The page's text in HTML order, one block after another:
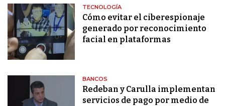
TECNOLOGÍA
Cómo evitar el ciberespionaje
generado por reconocimiento
facial en plataformas
BANCOS
Redeban y Carulla implementan
servicios de pago por medio de